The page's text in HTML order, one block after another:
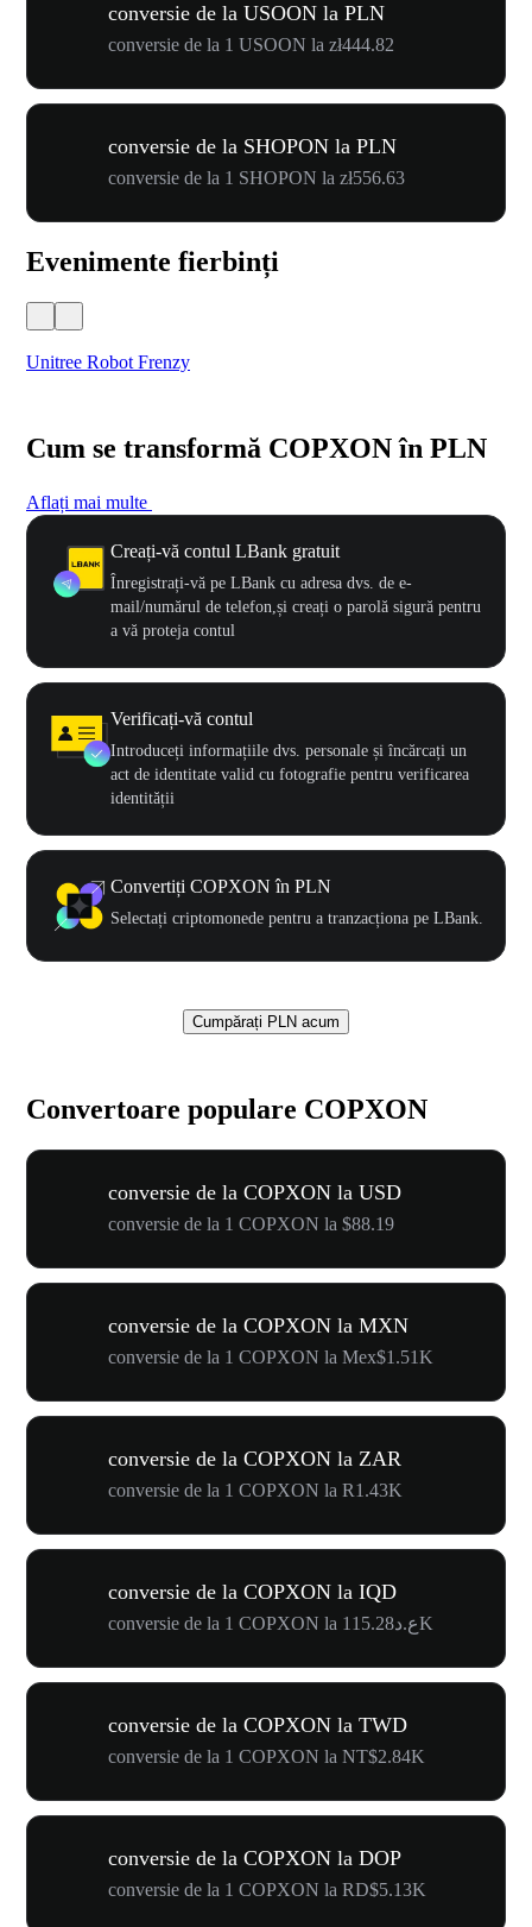
conversie de la USOON la PLN
conversie de la 1 USOON la zł444.82
conversie de la SHOPON la PLN
conversie de la 1 SHOPON la zł556.63
Evenimente fierbinți
Unitree Robot Frenzy
Cum se transformă COPXON în PLN
Aflați mai multe
Creați-vă contul LBank gratuit
Înregistrați-vă pe LBank cu adresa dvs. de e-
mail/numărul de telefon,și creați o parolă sigură pentru
a vă proteja contul
Verificați-vă contul
Introduceți informațiile dvs. personale și încărcați un
act de identitate valid cu fotografie pentru verificarea
identității
Convertiți COPXON în PLN
Selectați criptomonede pentru a tranzacționa pe LBank.
Cumpărați PLN acum
Convertoare populare COPXON
conversie de la COPXON la USD
conversie de la 1 COPXON la $88.19
conversie de la COPXON la MXN
conversie de la 1 COPXON la Mex$1.51K
conversie de la COPXON la ZAR
conversie de la 1 COPXON la R1.43K
conversie de la COPXON la IQD
conversie de la 1 COPXON la ع.د115.28K
conversie de la COPXON la TWD
conversie de la 1 COPXON la NT$2.84K
conversie de la COPXON la DOP
conversie de la 1 COPXON la RD$5.13K